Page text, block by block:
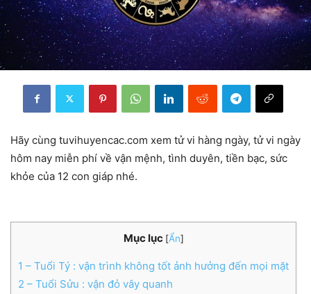
Hãy cùng tuvihuyencac.com xem tử vi hàng ngày, tử vi ngày
hôm nay miễn phí về vận mệnh, tình duyên, tiền bạc, sức
khỏe của 12 con giáp nhé.
Mục lục [Ẩn]
1 – Tuổi Tý : vận trình không tốt ảnh hưởng đến mọi mặt
2 – Tuổi Sửu : vận đỏ vây quanh